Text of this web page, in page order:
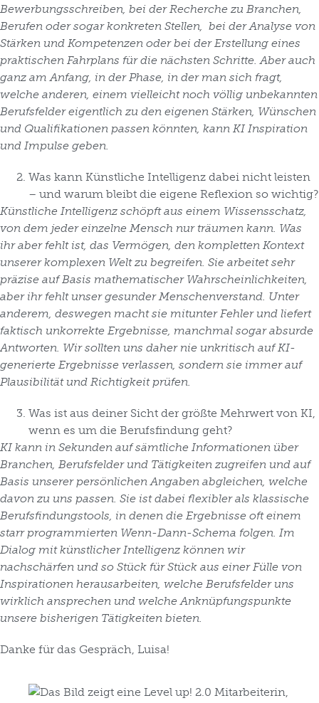
Bewerbungsschreiben, bei der Recherche zu Branchen,
Berufen oder sogar konkreten Stellen, bei der Analyse von
Stärken und Kompetenzen oder bei der Erstellung eines
praktischen Fahrplans für die nächsten Schritte. Aber auch
ganz am Anfang, in der Phase, in der man sich fragt,
welche anderen, einem vielleicht noch völlig unbekannten
Berufsfelder eigentlich zu den eigenen Stärken, Wünschen
und Qualifikationen passen könnten, kann KI Inspiration
und Impulse geben.
Was kann Künstliche Intelligenz dabei nicht leisten
– und warum bleibt die eigene Reflexion so wichtig?
Künstliche Intelligenz schöpft aus einem Wissensschatz,
von dem jeder einzelne Mensch nur träumen kann. Was
ihr aber fehlt ist, das Vermögen, den kompletten Kontext
unserer komplexen Welt zu begreifen. Sie arbeitet sehr
präzise auf Basis mathematischer Wahrscheinlichkeiten,
aber ihr fehlt unser gesunder Menschenverstand. Unter
anderem, deswegen macht sie mitunter Fehler und liefert
faktisch unkorrekte Ergebnisse, manchmal sogar absurde
Antworten. Wir sollten uns daher nie unkritisch auf KI-
generierte Ergebnisse verlassen, sondern sie immer auf
Plausibilität und Richtigkeit prüfen.
Was ist aus deiner Sicht der größte Mehrwert von KI,
wenn es um die Berufsfindung geht?
KI kann in Sekunden auf sämtliche Informationen über
Branchen, Berufsfelder und Tätigkeiten zugreifen und auf
Basis unserer persönlichen Angaben abgleichen, welche
davon zu uns passen. Sie ist dabei flexibler als klassische
Berufsfindungstools, in denen die Ergebnisse oft einem
starr programmierten Wenn-Dann-Schema folgen. Im
Dialog mit künstlicher Intelligenz können wir
nachschärfen und so Stück für Stück aus einer Fülle von
Inspirationen herausarbeiten, welche Berufsfelder uns
wirklich ansprechen und welche Anknüpfungspunkte
unsere bisherigen Tätigkeiten bieten.
Danke für das Gespräch, Luisa!